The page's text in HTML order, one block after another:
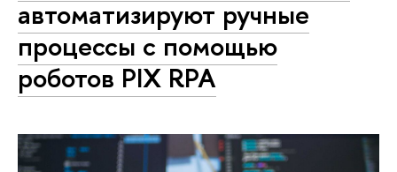
автоматизируют ручные
процессы с помощью
роботов PIX RPA